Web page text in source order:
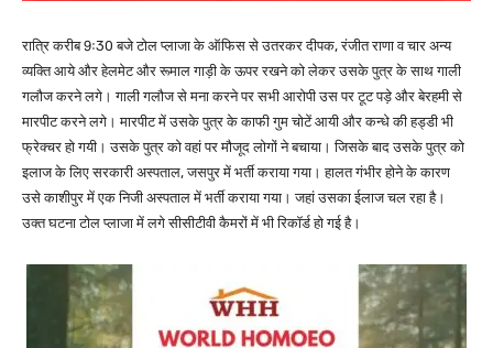
रात्रि करीब 9ः30 बजे टोल प्लाजा के ऑफिस से उतरकर दीपक, रंजीत राणा व चार अन्य
व्यक्ति आये और हेलमेट और रूमाल गाड़ी के ऊपर रखने को लेकर उसके पुत्र के साथ गाली
गलौज करने लगे। गाली गलौज से मना करने पर सभी आरोपी उस पर टूट पड़े और बेरहमी से
मारपीट करने लगे। मारपीट में उसके पुत्र के काफी गुम चोटें आयी और कन्धे की हड्डी भी
फ्रेक्चर हो गयी। उसके पुत्र को वहां पर मौजूद लोगों ने बचाया। जिसके बाद उसके पुत्र को
इलाज के लिए सरकारी अस्पताल, जसपुर में भर्ती कराया गया। हालत गंभीर होने के कारण
उसे काशीपुर में एक निजी अस्पताल में भर्ती कराया गया। जहां उसका ईलाज चल रहा है।
उक्त घटना टोल प्लाजा में लगे सीसीटीवी कैमरों में भी रिकॉर्ड हो गई है।